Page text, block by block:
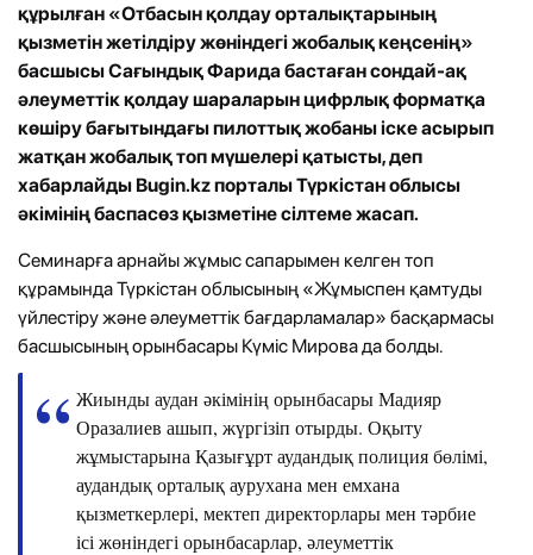
құрылған «Отбасын қолдау орталықтарының
қызметін жетілдіру жөніндегі жобалық кеңсенің»
басшысы Сағындық Фарида бастаған сондай-ақ
әлеуметтік қолдау шараларын цифрлық форматқа
көшіру бағытындағы пилоттық жобаны іске асырып
жатқан жобалық топ мүшелері қатысты, деп
хабарлайды Bugin.kz порталы Түркістан облысы
әкімінің баспасөз қызметіне сілтеме жасап.
Семинарға арнайы жұмыс сапарымен келген топ
құрамында Түркістан облысының «Жұмыспен қамтуды
үйлестіру және әлеуметтік бағдарламалар» басқармасы
басшысының орынбасары Күміс Мирова да болды.
Жиынды аудан әкімінің орынбасары Мадияр
Оразалиев ашып, жүргізіп отырды. Оқыту
жұмыстарына Қазығұрт аудандық полиция бөлімі,
аудандық орталық аурухана мен емхана
қызметкерлері, мектеп директорлары мен тәрбие
ісі жөніндегі орынбасарлар, әлеуметтік